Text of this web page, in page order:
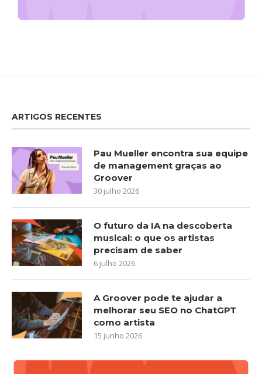
ARTIGOS RECENTES
Pau Mueller encontra sua equipe
de management graças ao
Groover
30 julho 2026
O futuro da IA na descoberta
musical: o que os artistas
precisam de saber
6 julho 2026
A Groover pode te ajudar a
melhorar seu SEO no ChatGPT
como artista
15 junho 2026